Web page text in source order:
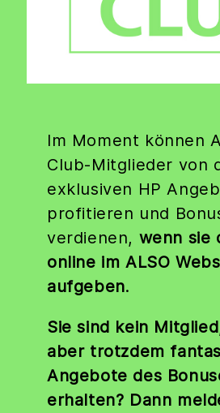
Im Moment können
Club-Mitglieder von
exklusiven HP
profitieren und
verdienen, wenn sie
online im ALSO
aufgeben.
Sie sind kein
aber trotzdem
Angebote des
erhalten? Dann